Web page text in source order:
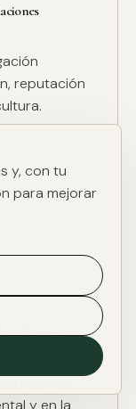
reputación
el impacto
y el
y en la
y, con tu
para mejorar